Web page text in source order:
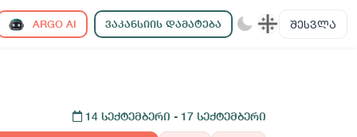
ARGO AI ᲕᲐᲙᲐᲜᲡᲘᲘᲡ ᲓᲐᲛᲐᲢᲔᲑᲐ ᲨᲔᲡᲕᲚᲐ
14 სექტემბერი - 17 სექტემბერი